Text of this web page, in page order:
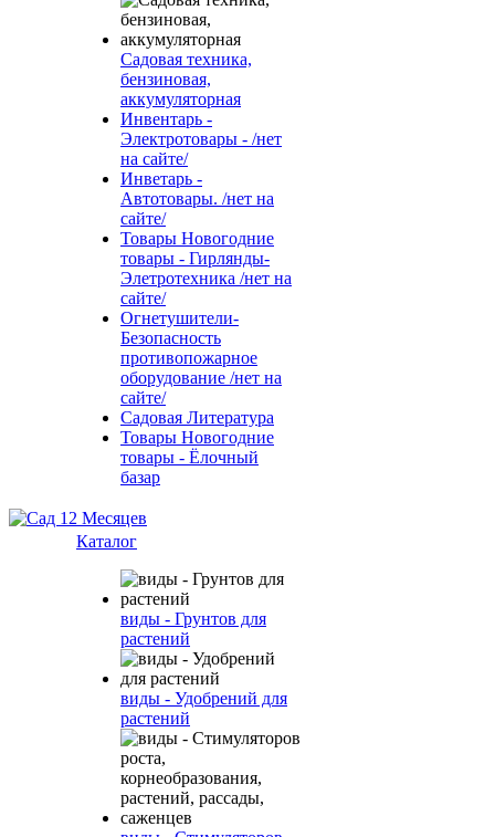
Садовая техника,
бензиновая,
аккумуляторная
Инвентарь -
Электротовары - /нет
на сайте/
Инветарь -
Автотовары. /нет на
сайте/
Товары Новогодние
товары - Гирлянды-
Элетротехника /нет на
сайте/
Огнетушители-
Безопасность
противопожарное
оборудование /нет на
сайте/
Садовая Литература
Товары Новогодние
товары - Ёлочный
базар
Каталог
виды - Грунтов для
растений
виды - Удобрений для
растений